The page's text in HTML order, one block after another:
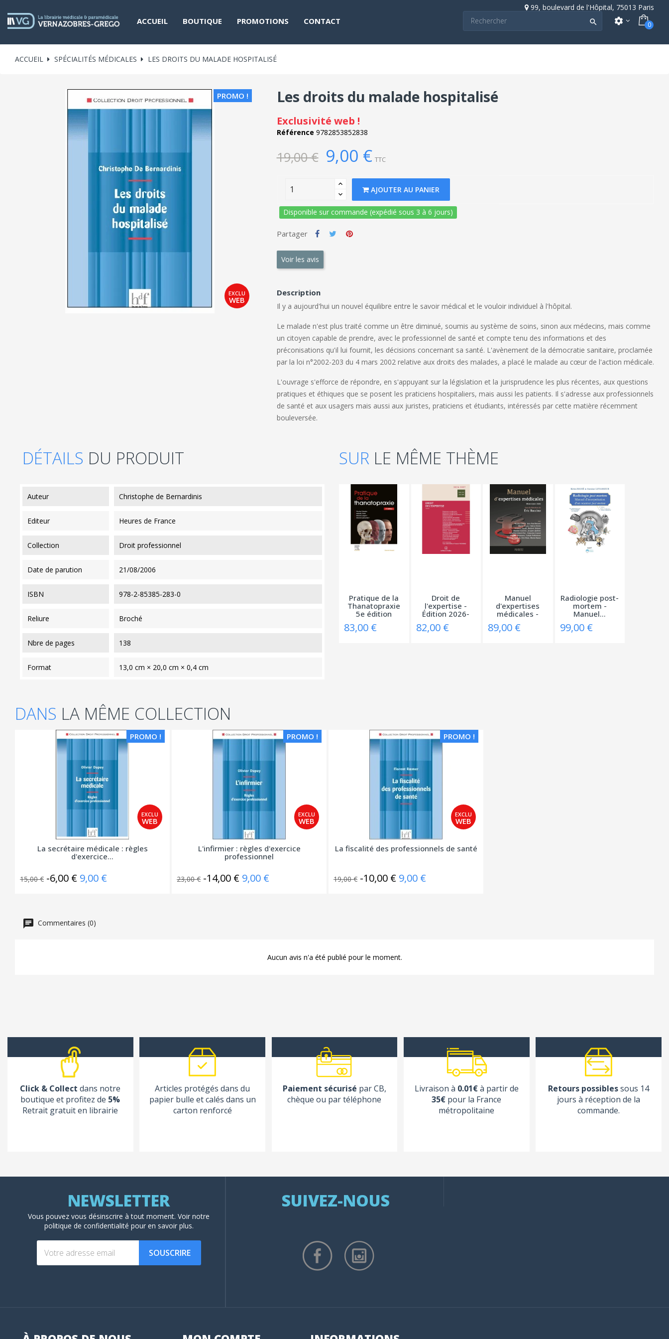
99, boulevard de l'Hôpital, 75013 Paris
ACCUEIL BOUTIQUE PROMOTIONS CONTACT  settings 0
ACCUEIL SPÉCIALITÉS MÉDICALES LES DROITS DU MALADE HOSPITALISÉ
PROMO ! Les droits du malade hospitalisé
Exclusivité web !
Référence 9782853852838
19,00 € 9,00 € TTC
AJOUTER AU PANIER
Disponible sur commande (expédié sous 3 à 6 jours)
Partager
Voir les avis
Description
Il y a aujourd'hui un nouvel équilibre entre le savoir médical et le vouloir individuel à l'hôpital.
Le malade n'est plus traité comme un être diminué, soumis au système de soins, sinon aux médecins, mais comme
un citoyen capable de prendre, avec le professionnel de santé et compte tenu des informations et des
préconisations qu'il lui fournit, les décisions concernant sa santé. L'avènement de la démocratie sanitaire, proclamée
par la loi n°2002-203 du 4 mars 2002 relative aux droits des malades, a placé le malade au cœur de l'action médicale.
L'ouvrage s'efforce de répondre, en s'appuyant sur la législation et la jurisprudence les plus récentes, aux questions
pratiques et éthiques que se posent les praticiens hospitaliers, mais aussi les patients. Il s'adresse aux professionnels
de santé et aux usagers mais aussi aux juristes, praticiens et étudiants, intéressés par cette matière récemment
bouleversée.
DÉTAILS DU PRODUIT
auteur Christophe de Bernardinis
editeur Heures de France
collection Droit professionnel
date de parution 21/08/2006
ISBN 978-2-85385-283-0
reliure Broché
nbre de pages 138
format 13,0 cm × 20,0 cm × 0,4 cm
SUR LE MÊME THÈME
Pratique de la
Thanatopraxie
5e édition
83,00 €
Droit de
l'expertise -
Édition 2026-
82,00 €
Manuel
d'expertises
médicales -
89,00 €
Radiologie post-
mortem -
Manuel...
99,00 €
DANS LA MÊME COLLECTION
PROMO !
La secrétaire médicale : règles
d'exercice...
15,00 € -6,00 € 9,00 €
PROMO !
L'infirmier : règles d'exercice
professionnel
23,00 € -14,00 € 9,00 €
PROMO !
La fiscalité des professionnels de santé
19,00 € -10,00 € 9,00 €
Commentaires (0)
Aucun avis n'a été publié pour le moment.
Click & Collect dans notre
boutique et profitez de 5%
Retrait gratuit en librairie
Articles protégés dans du
papier bulle et calés dans un
carton renforcé
Paiement sécurisé par CB,
chèque ou par téléphone
Livraison à 0.01€à partir de
35€ pour la France
métropolitaine
Retours possiblessous 14
jours à réception de la
commande.
Vous pouvez vous désinscrire à tout moment. Voirnotre
politique de confidentialité pour en savoir plus.
SOUSCRIRE
SUIVEZ-NOUS